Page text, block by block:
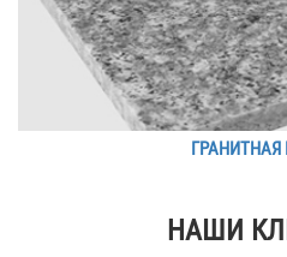
ГРАНИТНАЯ
НАШИ